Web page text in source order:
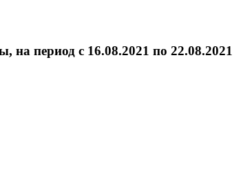
период с 16.08.2021 по 22.08.2021